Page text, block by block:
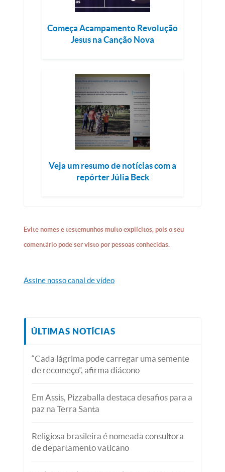
Começa Acampamento Revolução
Jesus na Canção Nova
Veja um resumo de notícias com a
repórter Júlia Beck
Evite nomes e testemunhos muito explícitos, pois o seu
comentário pode ser visto por pessoas conhecidas.
Assine nosso canal de vídeo
ÚLTIMAS NOTÍCIAS
“Cada lágrima pode carregar uma semente
de recomeço”, afirma diácono
Em Assis, Pizzaballa destaca desafios para a
paz na Terra Santa
Religiosa brasileira é nomeada consultora
de departamento vaticano